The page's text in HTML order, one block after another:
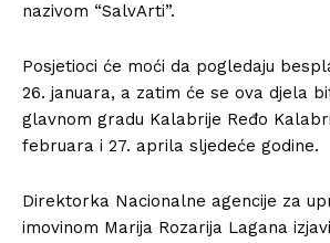
nazivom “SalvArti”.
Posjetioci će moći da pogledaju
26. januara, a zatim će se ova djela
glavnom gradu Kalabrije Ređo
februara i 27. aprila sljedeće godine.
Direktorka Nacionalne agencije za
imovinom Marija Rozarija Lagana